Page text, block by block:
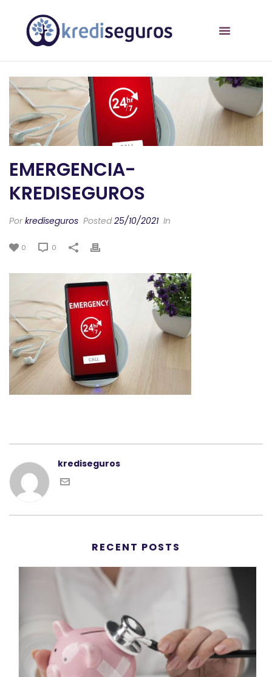
EMERGENCIA-
KREDISEGUROS
Porkrediseguros Posted25/10/2021 In
0 0
krediseguros
RECENT POSTS